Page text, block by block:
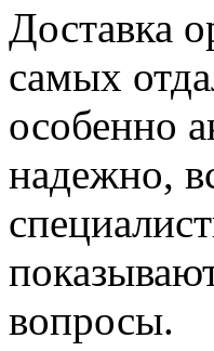
Доставка
самых
особенно
надежно,
вопросы.